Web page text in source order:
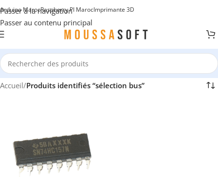
Passer à la navigation
Passer au contenu principal
Arduino MarocRaspberry PI MarocImprimante 3D
Accueil/Produits identifiés “sélection bus”